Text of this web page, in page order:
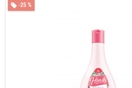
-25 %